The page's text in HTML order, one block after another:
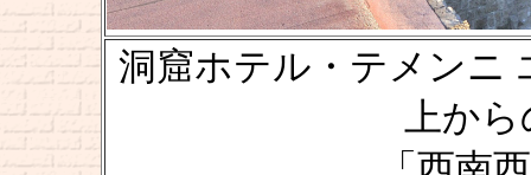
洞窟ホテル・テメンニ
上から